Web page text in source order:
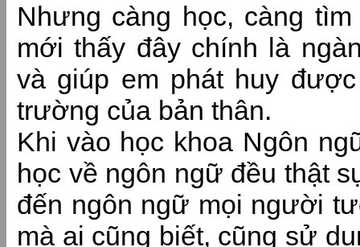
Nhưng càng học, càng
mới thấy đây chính là
và giúp em phát huy
trường của bản thân.
Khi vào học khoa Ngôn
học về ngôn ngữ đều thật
đến ngôn ngữ mọi người
mà ai cũng biết, cũng sử